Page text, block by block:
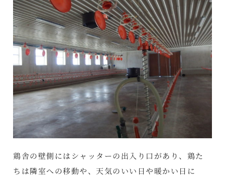
鶏舎の壁側にはシャッターの出入り口があり、鶏た
ちは隣室への移動や、天気のいい日や暖かい日に